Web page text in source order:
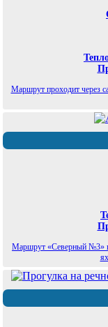
Маршрут проходит через
Маршрут «Северный №3»